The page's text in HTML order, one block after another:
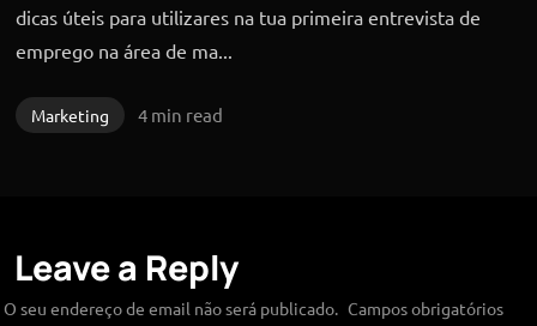
dicas úteis para utilizares na tua primeira entrevista de
emprego na área de ma...
Marketing 4 min read
Leave a Reply
O seu endereço de email não será publicado. Campos obrigatórios